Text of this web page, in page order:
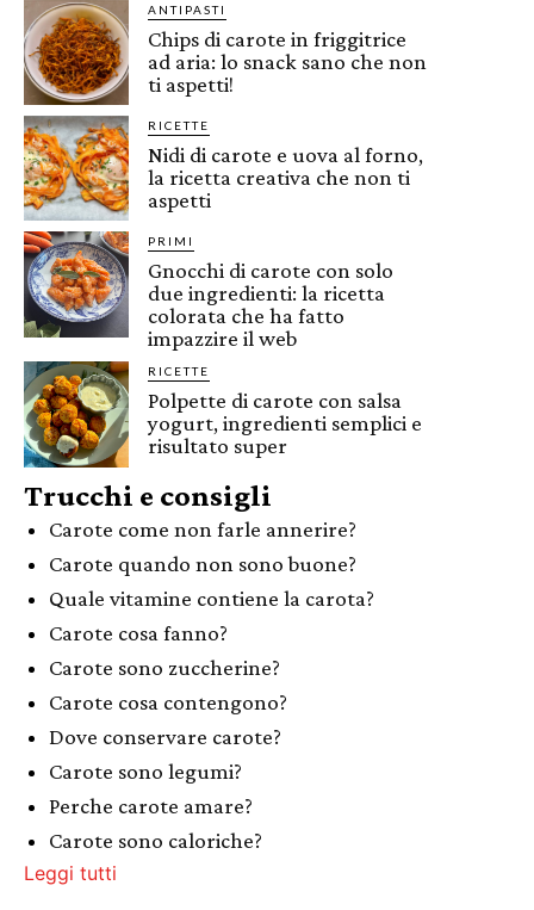
ANTIPASTI
Chips di carote in friggitrice
ad aria: lo snack sano che non
ti aspetti!
RICETTE
Nidi di carote e uova al forno,
la ricetta creativa che non ti
aspetti
PRIMI
Gnocchi di carote con solo
due ingredienti: la ricetta
colorata che ha fatto
impazzire il web
RICETTE
Polpette di carote con salsa
yogurt, ingredienti semplici e
risultato super
Trucchi e consigli
Carote come non farle annerire?
Carote quando non sono buone?
Quale vitamine contiene la carota?
Carote cosa fanno?
Carote sono zuccherine?
Carote cosa contengono?
Dove conservare carote?
Carote sono legumi?
Perche carote amare?
Carote sono caloriche?
Leggi tutti